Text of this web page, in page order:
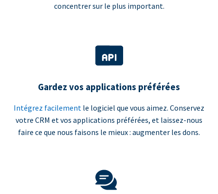
concentrer sur le plus important.
Gardez vos applications préférées
Intégrez facilement le logiciel que vous aimez. Conservez
votre CRM et vos applications préférées, et laissez-nous
faire ce que nous faisons le mieux : augmenter les dons.